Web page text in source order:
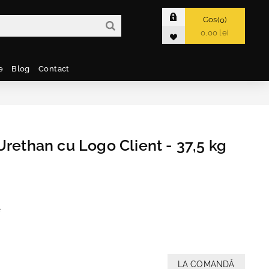
Cos 0
0,00 lei
Blog Contact
cu Logo Client - 37,5 kg
LA COMANDĂ